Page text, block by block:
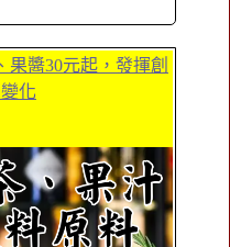
醬30元起，發揮創
化